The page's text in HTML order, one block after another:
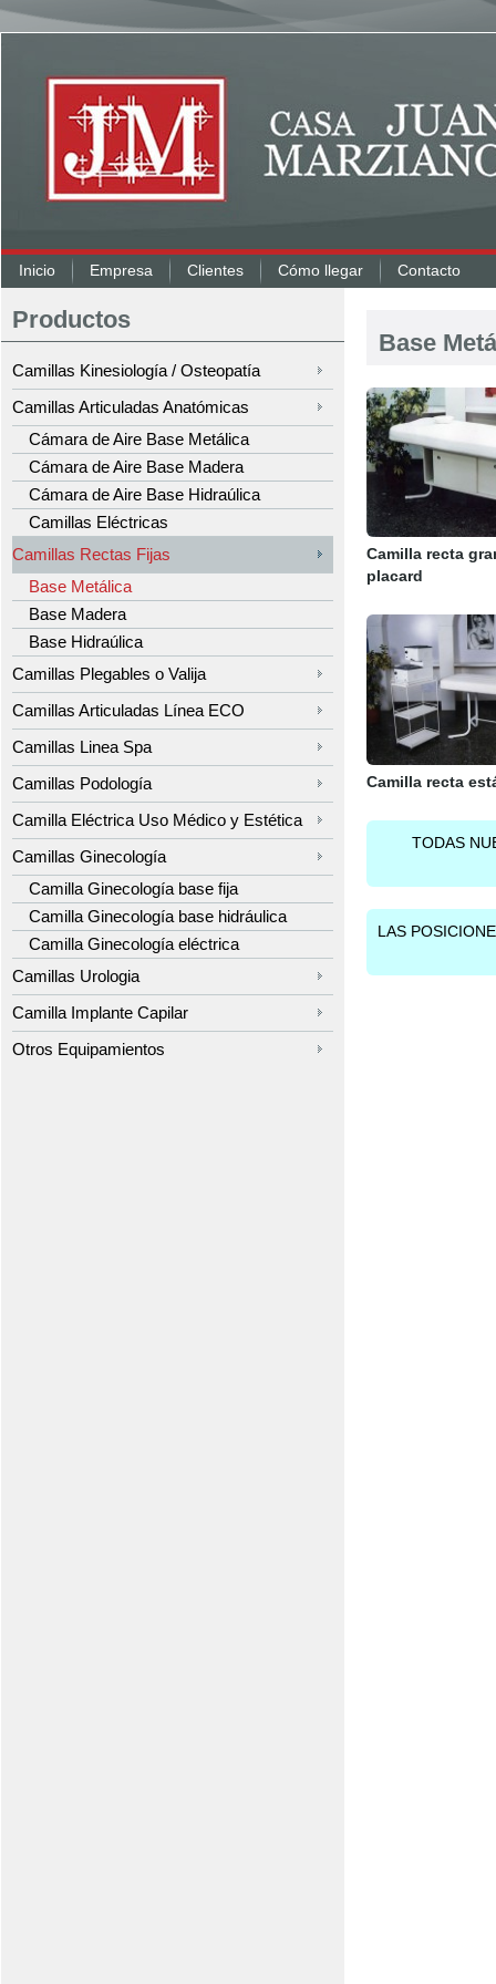
Inicio Empresa Clientes Cómo llegar Contacto
Productos
Camillas Kinesiología / Osteopatía
Camillas Articuladas Anatómicas
Cámara de Aire Base Metálica
Cámara de Aire Base Madera
Cámara de Aire Base Hidraúlica
Camillas Eléctricas
Camillas Rectas Fijas
Base Metálica
Base Madera
Base Hidraúlica
Camillas Plegables o Valija
Camillas Articuladas Línea ECO
Camillas Linea Spa
Camillas Podología
Camilla Eléctrica Uso Médico y Estética
Camillas Ginecología
Camilla Ginecología base fija
Camilla Ginecología base hidráulica
Camilla Ginecología eléctrica
Camillas Urologia
Camilla Implante Capilar
Otros Equipamientos
Base
Camilla recta
placard
Camilla recta
TODAS
LAS